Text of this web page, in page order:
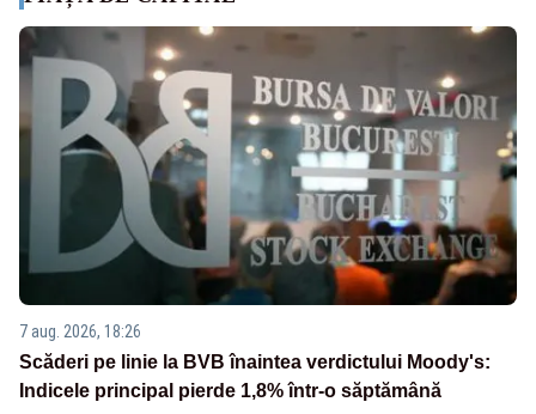
7 aug. 2026, 18:26
Scăderi pe linie la BVB înaintea verdictului Moody's:
Indicele principal pierde 1,8% într-o săptămână